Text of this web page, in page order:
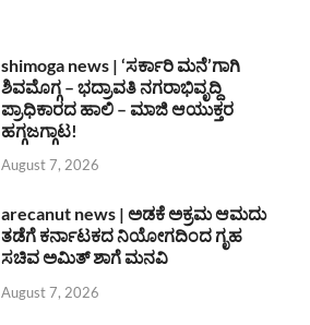
shimoga news | ‘ಸರ್ಕಾರಿ ಮನೆ’ಗಾಗಿ
ಶಿವಮೊಗ್ಗ – ಭದ್ರಾವತಿ ನಗರಾಭಿವೃದ್ದಿ
ಪ್ರಾಧಿಕಾರದ ಹಾಲಿ – ಮಾಜಿ ಆಯುಕ್ತರ
ಹಗ್ಗಜಗ್ಗಾಟ!
August 7, 2026
arecanut news | ಅಡಕೆ ಅಕ್ರಮ ಆಮದು
ತಡೆಗೆ ಕರ್ನಾಟಕದ ನಿಯೋಗದಿಂದ ಗೃಹ
ಸಚಿವ ಅಮಿತ್ ಶಾಗೆ ಮನವಿ
August 7, 2026